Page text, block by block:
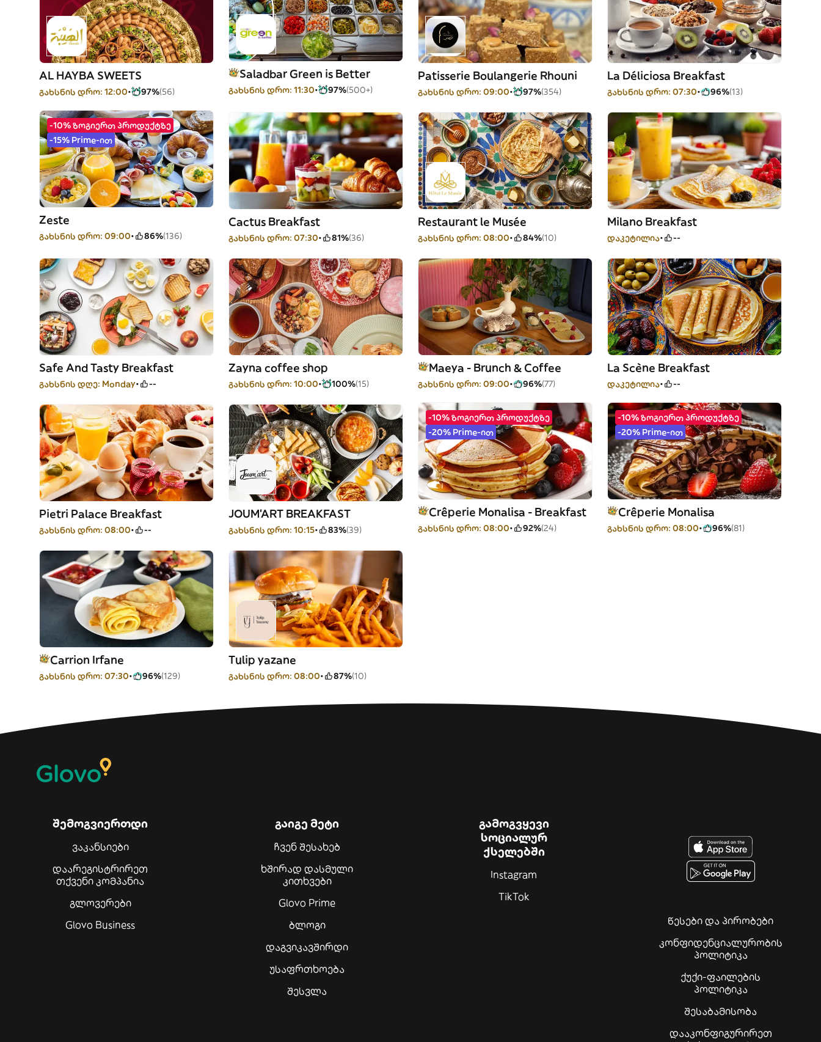
AL HAYBA SWEETS
გახსნის დრო: 12:00 97%(56)
Saladbar Green is Better
გახსნის დრო: 11:30 97%(500+)
Patisserie Boulangerie Rhouni
გახსნის დრო: 09:00 97%(354)
La Déliciosa Breakfast
გახსნის დრო: 07:30 96%(13)
-10% ზოგიერთ პროდუქტზე
-15% Prime-ით
Zeste
გახსნის დრო: 09:00 86%(136)
Cactus Breakfast
გახსნის დრო: 07:30 81%(36)
Restaurant le Musée
გახსნის დრო: 08:00 84%(10)
Milano Breakfast
დაკეტილია --
Safe And Tasty Breakfast
გახსნის დღე: Monday --
Zayna coffee shop
გახსნის დრო: 10:00 100%(15)
Maeya - Brunch & Coffee
გახსნის დრო: 09:00 96%(77)
La Scène Breakfast
დაკეტილია --
Pietri Palace Breakfast
გახსნის დრო: 08:00 --
JOUM'ART BREAKFAST
გახსნის დრო: 10:15 83%(39)
-10% ზოგიერთ პროდუქტზე
-20% Prime-ით
Crêperie Monalisa - Breakfast
გახსნის დრო: 08:00 92%(24)
-10% ზოგიერთ პროდუქტზე
-20% Prime-ით
Crêperie Monalisa
გახსნის დრო: 08:00 96%(81)
Carrion Irfane
გახსნის დრო: 07:30 96%(129)
Tulip yazane
გახსნის დრო: 08:00 87%(10)
შემოგვიერთდი
ვაკანსიები
დაარეგისტრირეთ
თქვენი კომპანია
გლოვერები
Glovo Business
გაიგე მეტი
ჩვენ შესახებ
ხშირად დასმული
კითხვები
Glovo Prime
ბლოგი
დაგვიკავშირდი
უსაფრთხოება
შესვლა
გამოგვყევი
სოციალურ
ქსელებში
Instagram
TikTok
წესები და პირობები
კონფიდენციალურობის
პოლიტიკა
ქუქი-ფაილების
პოლიტიკა
შესაბამისობა
დააკონფიგურირეთ